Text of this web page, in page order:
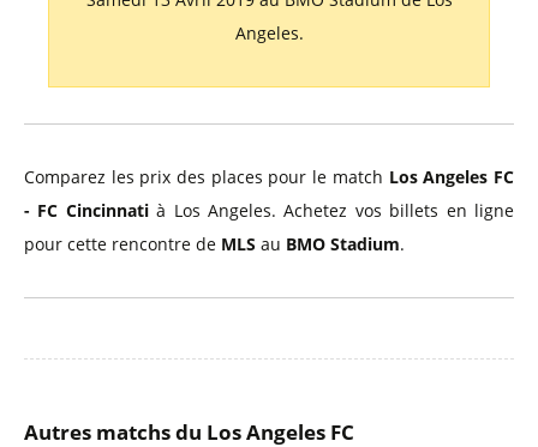
Angeles.
Comparez les prix des places pour le match Los Angeles FC
- FC Cincinnatià Los Angeles. Achetez vos billets en ligne
pour cette rencontre de MLS au BMO Stadium.
Autres matchs du Los Angeles FC